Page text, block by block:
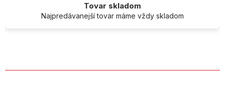
Tovar skladom
Najpredávanejší tovar máme vždy skladom